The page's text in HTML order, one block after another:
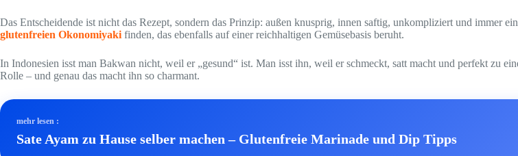
Das Entscheidende ist nicht das Rezept, sondern das Prinzip: außen knusprig, innen saftig, unkompliziert und immer
glutenfreien Okonomiyaki finden, das ebenfalls auf einer reichhaltigen Gemüsebasis beruht.
In Indonesien isst man Bakwan nicht, weil er „gesund“ ist. Man isst ihn, weil er schmeckt, satt macht und perfekt zu
Rolle – und genau das macht ihn so charmant.
mehr lesen :
Sate Ayam zu Hause selber machen – Glutenfreie Marinade und Dip Tipps